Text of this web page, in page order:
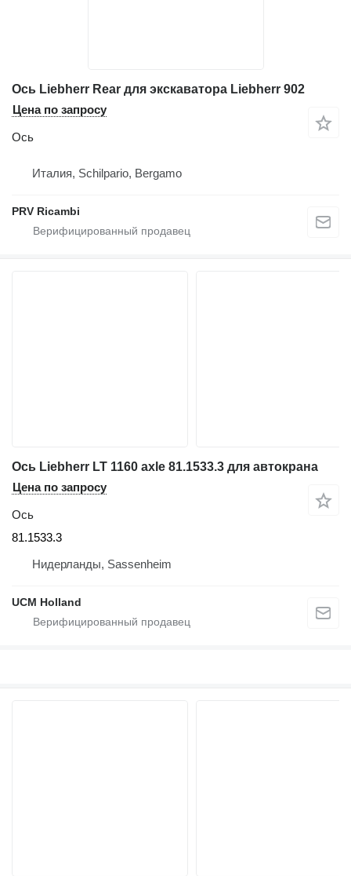
Ось Liebherr Rear для экскаватора Liebherr 902
Цена по запросу
Ось
Италия, Schilpario, Bergamo
PRV Ricambi
Ось Liebherr LT 1160 axle 81.1533.3 для автокрана
Цена по запросу
Ось
81.1533.3
Нидерланды, Sassenheim
UCM Holland